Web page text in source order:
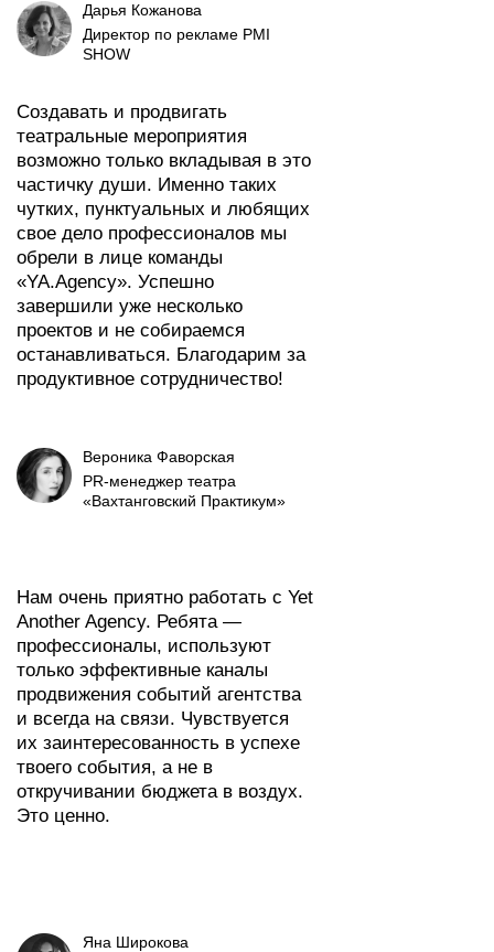
Директор по рекламе PMI
SHOW
Дарья Кожанова
Создавать и продвигать
театральные мероприятия
возможно только вкладывая в это
частичку души. Именно таких
чутких, пунктуальных и любящих
свое дело профессионалов мы
обрели в лице команды
«YA.Agency». Успешно
завершили уже несколько
проектов и не собираемся
останавливаться. Благодарим за
продуктивное сотрудничество!
PR-менеджер театра
«Вахтанговский Практикум»
Вероника Фаворская
Нам очень приятно работать с Yet
Another Agency. Ребята —
профессионалы, используют
только эффективные каналы
продвижения событий агентства
и всегда на связи. Чувствуется
их заинтересованность в успехе
твоего события, а не в
откручивании бюджета в воздух.
Это ценно.
Яна Широкова